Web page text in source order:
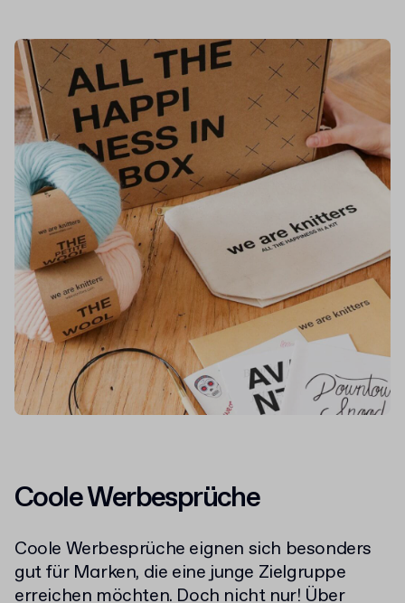
Coole Werbesprüche
Coole Werbesprüche eignen sich besonders
gut für Marken, die eine junge Zielgruppe
erreichen möchten. Doch nicht nur! Über